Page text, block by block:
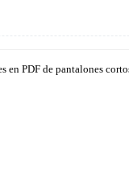
en PDF de pantalones